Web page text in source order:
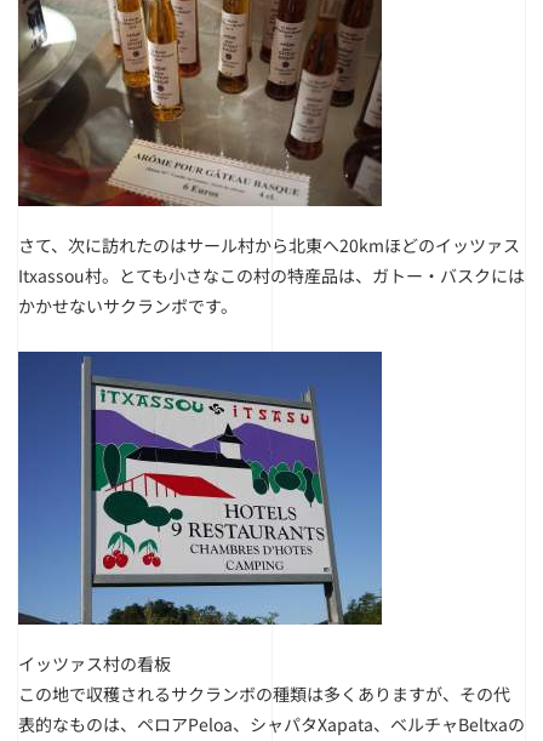
さて、次に訪れたのはサール村から北東へ20kmほどのイッツァス
Itxassou村。とても小さなこの村の特産品は、ガトー・バスクには
かかせないサクランボです。
イッツァス村の看板
この地で収穫されるサクランボの種類は多くありますが、その代
表的なものは、ペロアPeloa、シャパタXapata、ベルチャBeltxaの